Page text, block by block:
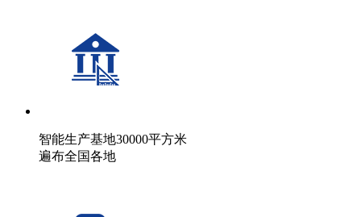
智能生产基地30000平方米
遍布全国各地